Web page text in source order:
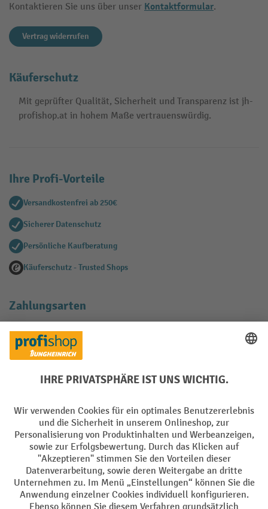
Kontaktieren Sie uns über unser Kontaktformular.
Vertrag widerrufen
Käuferschutz
Mit geprüfter Qualität, Sicherheit und Transparenz ist jh-
profishop.at in hohem Maße vertrauenswürdig.
Ihre Profi-Vorteile
Versandkostenfrei ab 250€
Sicherer Datenschutz
Persönliche Kaufberatung
Käuferschutz - Trusted Shops
Zahlungsarten
Creditcard (Master)
Facebook
YouTube
LinkedIn
Instagram
AGB Impressum Datenschutz